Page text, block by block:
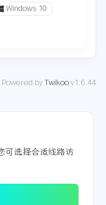
Windows 10
Powered by Twikoo v1.6.44
可选择合适线路访